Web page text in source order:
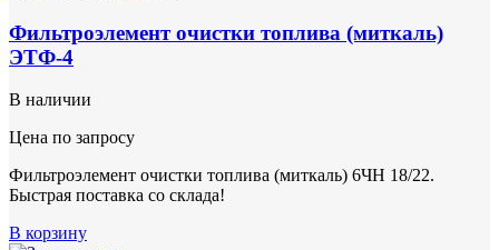
Фильтроэлемент очистки топлива (миткаль)
ЭТФ-4
В наличии
Цена по запросу
Фильтроэлемент очистки топлива (миткаль) 6ЧН 18/22.
Быстрая поставка со склада!
В корзину